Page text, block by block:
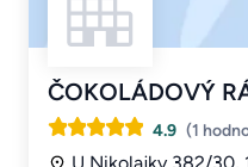
ČOKOLÁDOVÝ
4.9 (1